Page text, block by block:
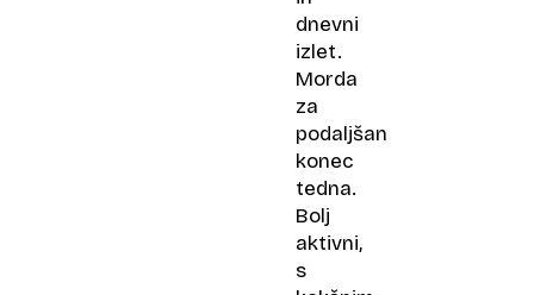
dnevni
izlet.
Morda
za
podaljšan
konec
tedna.
Bolj
aktivni,
s